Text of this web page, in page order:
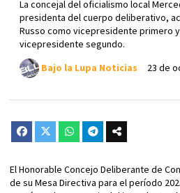
La concejal del oficialismo local
presidenta del cuerpo deliberativo,
Russo como vicepresidente primero
vicepresidente segundo.
23 de
Bajo la Lupa Noticias
El Honorable Concejo Deliberante de
de su Mesa Directiva para el período